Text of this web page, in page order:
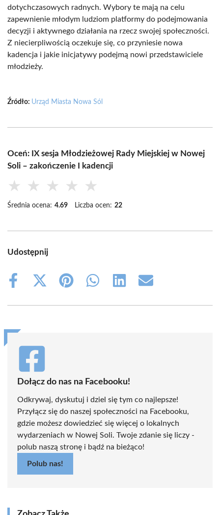
dotychczasowych radnych. Wybory te mają na celu
zapewnienie młodym ludziom platformy do podejmowania
decyzji i aktywnego działania na rzecz swojej społeczności.
Z niecierpliwością oczekuje się, co przyniesie nowa
kadencja i jakie inicjatywy podejmą nowi przedstawiciele
młodzieży.
Źródło: Urząd Miasta Nowa Sól
Oceń: IX sesja Młodzieżowej Rady Miejskiej w Nowej
Soli – zakończenie I kadencji
★ ★ ★ ★ ★
Średnia ocena: 4.69 Liczba ocen: 22
Udostępnij
Share
Share
(Twitter)
Share
Share
Share
Share
Dołącz do nas na Facebooku!
Odkrywaj, dyskutuj i dziel się tym co najlepsze!
Przyłącz się do naszej społeczności na Facebooku,
gdzie możesz dowiedzieć się więcej o lokalnych
wydarzeniach w Nowej Soli. Twoje zdanie się liczy -
polub naszą stronę i bądź na bieżąco!
Polub nas!